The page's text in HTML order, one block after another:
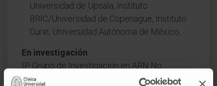
Universidad de Upsala, Instituto
BRIC/Universidad de Copenague, Instituto
Curie, Universidad Autónoma de México.
En investigación
IP Grupo de Investigación en ARN No
Codificante y Regulación del Genoma del